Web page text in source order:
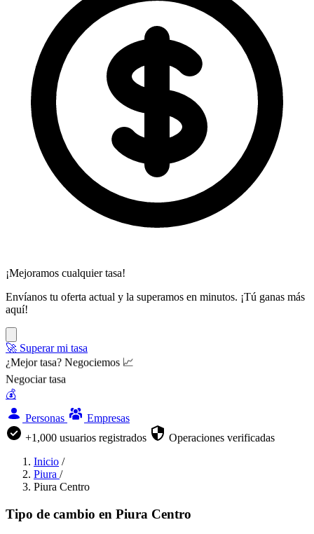
¡Mejoramos cualquier tasa!
Envíanos tu oferta actual y la superamos en minutos. ¡Tú ganas más
aquí!
🚀 Superar mi tasa
¿Mejor tasa? Negociemos 📈
Negociar tasa
💰
Personas
Empresas
+1,000 usuarios registrados
Operaciones verificadas
Inicio /
Piura /
Piura Centro
Tipo de cambio en Piura Centro